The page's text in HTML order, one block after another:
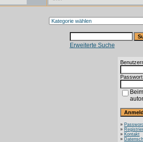
Erweiterte Suche
»
»
» Kontakt
»